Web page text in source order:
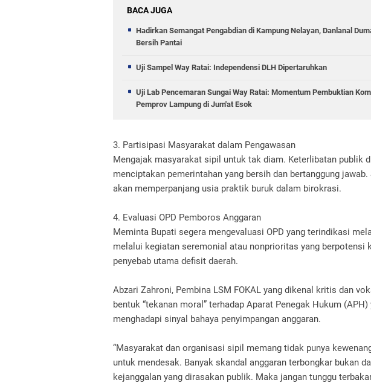
BACA JUGA
Hadirkan Semangat Pengabdian di Kampung Nelayan, Danlanal
Bersih Pantai
Uji Sampel Way Ratai: Independensi DLH Dipertaruhkan
Uji Lab Pencemaran Sungai Way Ratai: Momentum Pembuktian
Pemprov Lampung di Jum'at Esok
3. Partisipasi Masyarakat dalam Pengawasan
Mengajak masyarakat sipil untuk tak diam. Keterlibatan publik
menciptakan pemerintahan yang bersih dan bertanggung
akan memperpanjang usia praktik buruk dalam birokrasi.
4. Evaluasi OPD Pemboros Anggaran
Meminta Bupati segera mengevaluasi OPD yang terindikasi
melalui kegiatan seremonial atau nonprioritas yang berpotensi
penyebab utama defisit daerah.
Abzari Zahroni, Pembina LSM FOKAL yang dikenal kritis dan
bentuk “tekanan moral” terhadap Aparat Penegak Hukum
menghadapi sinyal bahaya penyimpangan anggaran.
“Masyarakat dan organisasi sipil memang tidak punya
untuk mendesak. Banyak skandal anggaran terbongkar bukan
kejanggalan yang dirasakan publik. Maka jangan tunggu